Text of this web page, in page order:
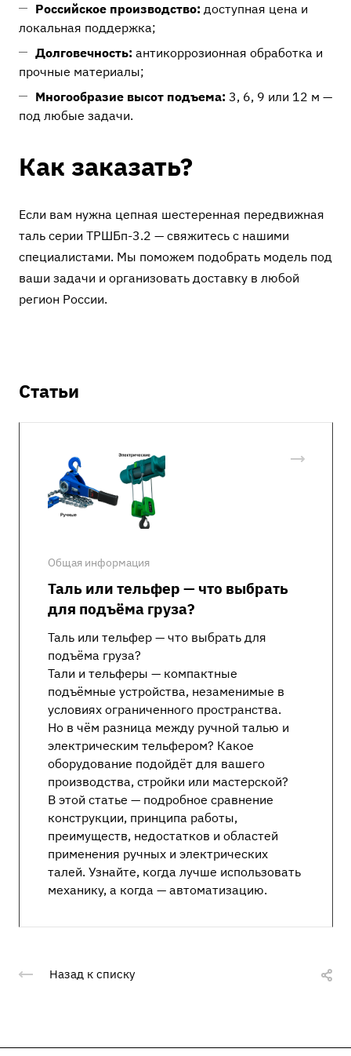
Российское производство: доступная цена и
локальная поддержка;
Долговечность: антикоррозионная обработка и
прочные материалы;
Многообразие высот подъема: 3, 6, 9 или 12 м —
под любые задачи.
Как заказать?
Если вам нужна цепная шестеренная передвижная
таль серии ТРШБп-3.2 — свяжитесь с нашими
специалистами. Мы поможем подобрать модель под
ваши задачи и организовать доставку в любой
регион России.
Статьи
Общая информация
Таль или тельфер — что выбрать
для подъёма груза?
Таль или тельфер — что выбрать для
подъёма груза?
Тали и тельферы — компактные
подъёмные устройства, незаменимые в
условиях ограниченного пространства.
Но в чём разница между ручной талью и
электрическим тельфером? Какое
оборудование подойдёт для вашего
производства, стройки или мастерской?
В этой статье — подробное сравнение
конструкции, принципа работы,
преимуществ, недостатков и областей
применения ручных и электрических
талей. Узнайте, когда лучше использовать
механику, а когда — автоматизацию.
Назад к списку